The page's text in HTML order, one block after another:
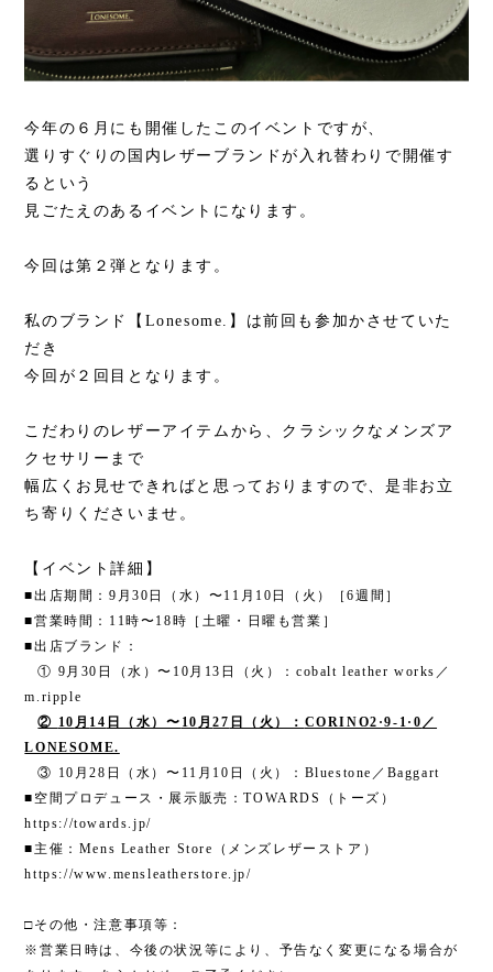
今年の６月にも開催したこのイベントですが、
選りすぐりの国内レザーブランドが入れ替わりで開催す
るという
見ごたえのあるイベントになります。
今回は第２弾となります。
私のブランド【Lonesome.】は前回も参加かさせていた
だき
今回が２回目となります。
こだわりのレザーアイテムから、クラシックなメンズア
クセサリーまで
幅広くお見せできればと思っておりますので、是非お立
ち寄りくださいませ。
【イベント詳細】
■出店期間： 9 月30 日（水）〜11 月 10 日（火）［6週間］
■営業時間： 11時〜18時［土曜・日曜も営業］
■出店ブランド：
① 9 月 30 日（水）〜 10 月 13 日（火）：cobalt leather works ／
m.ripple
② 10 月 14 日（水）〜 10 月27 日（火）： CORINO2·9-1·0 ／
LONESOME.
③ 10 月28 日（水）〜 11 月 10 日（火）： Bluestone ／ Baggart
■空間プロデュース・展示販売：TOWARDS
（トーズ）
https://towards.jp/
■主催： Mens Leather Store
（メンズレザーストア）
https://www.mensleatherstore.jp/
□その他・注意事項等：
※営業日時は、今後の状況等により、予告なく変更になる場合が